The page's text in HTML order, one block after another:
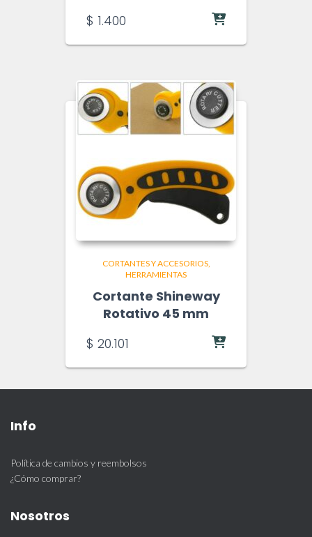
$ 1.400
CORTANTES Y ACCESORIOS
HERRAMIENTAS
Cortante Shineway
Rotativo 45 mm
$ 20.101
Info
Política de cambios y reembolsos
¿Cómo comprar?
Nosotros